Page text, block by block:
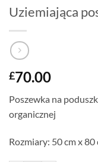
Uziemiająca
£70.00
Poszewka na
organicznej
Rozmiary: 50 cm x 80